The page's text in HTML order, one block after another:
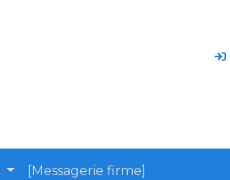
[Messagerie firme]